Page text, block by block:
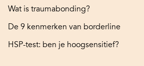
Wat is traumabonding?
De 9 kenmerken van borderline
HSP-test: ben je hoogsensitief?